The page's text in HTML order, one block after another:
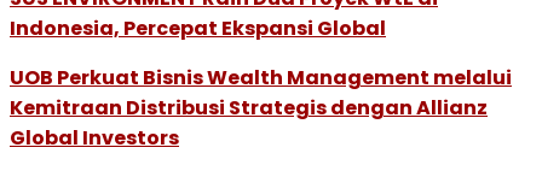
Indonesia, Percepat Ekspansi Global
UOB Perkuat Bisnis Wealth Management melalui
Kemitraan Distribusi Strategis dengan Allianz
Global Investors